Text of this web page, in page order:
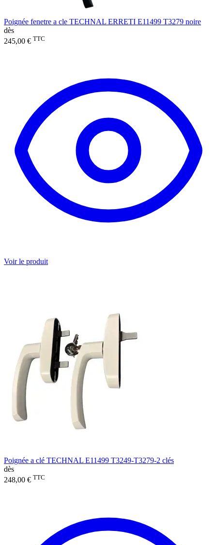
Poignée fenetre a cle TECHNAL ERRETI E11499 T3279 noire
dès
245,00 € TTC
Voir le produit
Poignée a clé TECHNAL E11499 T3249-T3279-2 clés
dès
248,00 € TTC